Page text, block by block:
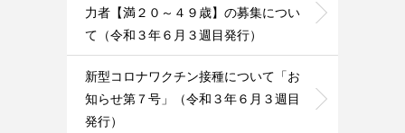
力者【満２０～４９歳】の募集につい
て（令和３年６月３週目発行）
新型コロナワクチン接種について「お
知らせ第７号」（令和３年６月３週目
発行）